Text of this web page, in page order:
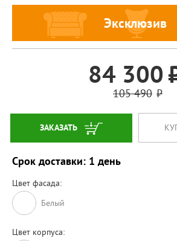
Эксклюзив
84 300
105 490
ЗАКАЗАТЬ
Срок доставки: 1 день
Цвет фасада:
Белый
Цвет корпуса: